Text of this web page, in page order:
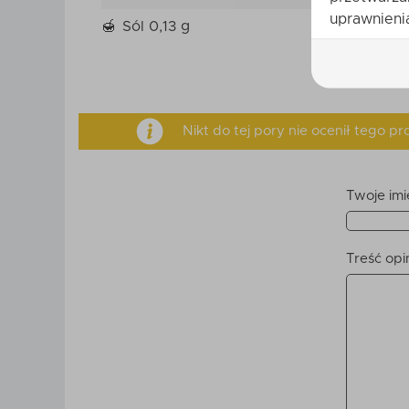
Sól 0,13 g
Nikt do tej pory nie ocenił tego
Twoje
Treść